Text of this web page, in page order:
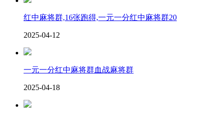
红中麻将群,16张跑得,一元一分红中麻将群20
2025-04-12
一元一分红中麻将群血战麻将群
2025-04-18